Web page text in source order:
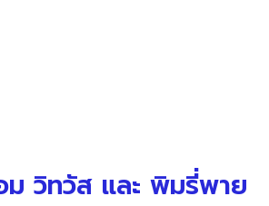
วิทวัส และ พิมรี่พาย